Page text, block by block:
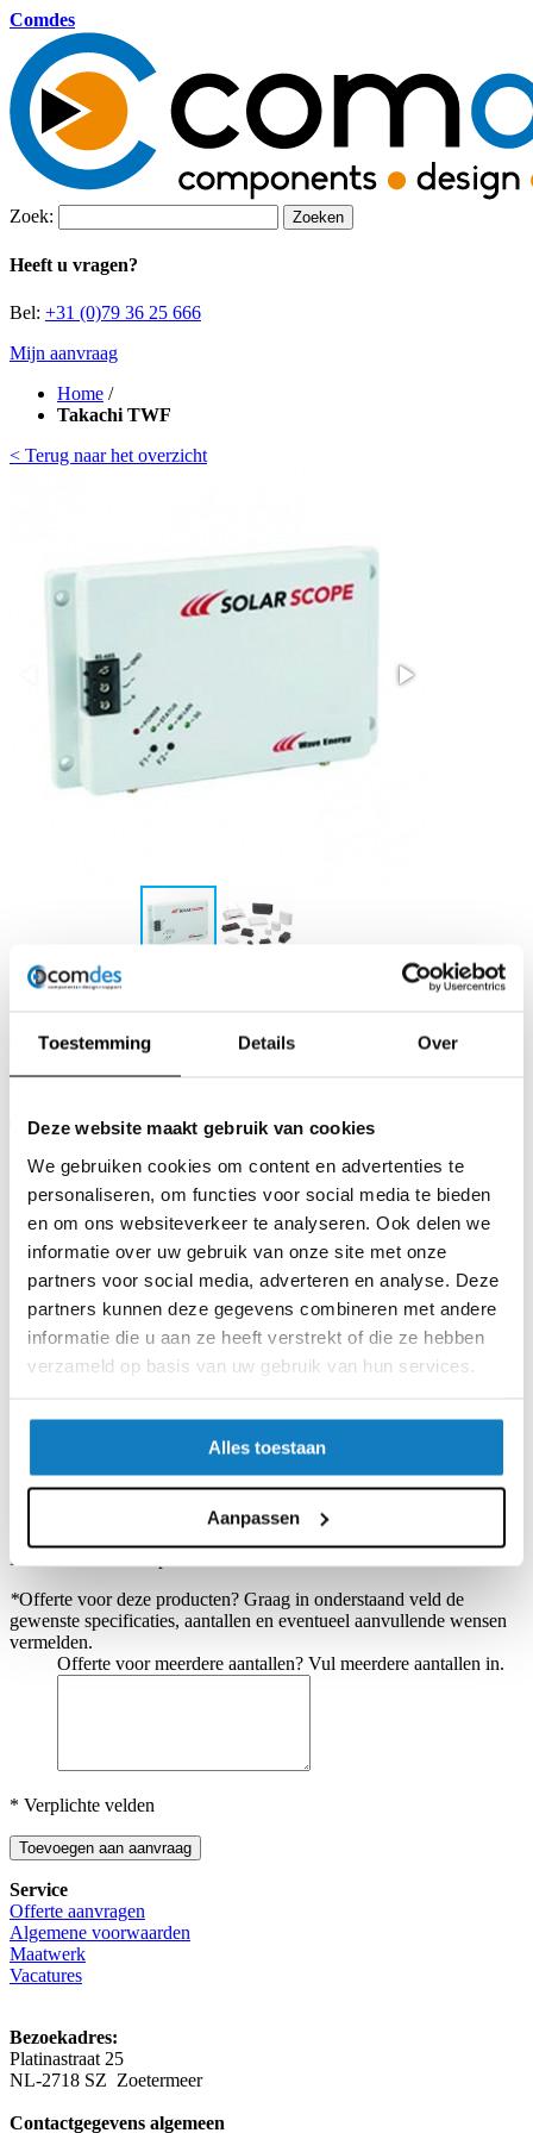
Toestemming Details Over
Deze website maakt gebruik van cookies
We gebruiken cookies om content en advertenties te
personaliseren, om functies voor social media te bieden
en om ons websiteverkeer te analyseren. Ook delen we
informatie over uw gebruik van onze site met onze
partners voor social media, adverteren en analyse. Deze
partners kunnen deze gegevens combineren met andere
informatie die u aan ze heeft verstrekt of die ze hebben
verzameld op basis van uw gebruik van hun services.
Alles toestaan
Aanpassen
Comdes
Zoek: Zoeken
Heeft u vragen?
Bel: +31 (0)79 36 25 666
Mijn aanvraag
Home /
Takachi TWF
< Terug naar het overzicht
Download PDF
site producent
Stel uw vraag
Takachi TWF
De PFF is een kunststof behuizing met flens voor wandmontage.
Geschikt als wifi-toegangspunt, IOT-gateway, HUB, datalogger of
andere toepassingen.
De behuizing is voorzien van montagebussen om printplaten op te
monteren.
Er zijn 30 verschillende maten beschikbaar.
Materiaal:
ABS UL94V-0
De behuizingen kunnen desgewenst conform uw wensen bewerkt
aangeleverd worden (uitsparingen, opdruk, lak).
Beschikbaarheid:
*Offerte voor deze producten? Graag in onderstaand veld de
gewenste specificaties, aantallen en eventueel aanvullende wensen
vermelden.
Offerte voor meerdere aantallen? Vul meerdere aantallen in.
* Verplichte velden
Toevoegen aan aanvraag
Service
Offerte aanvragen
Algemene voorwaarden
Maatwerk
Vacatures
Bezoekadres:
Platinastraat 25
NL-2718 SZ Zoetermeer
Contactgegevens algemeen